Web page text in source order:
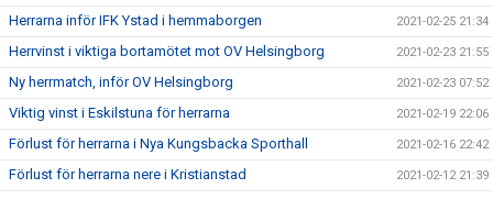
Herrarna inför IFK Ystad i hemmaborgen 2021-02-25 21:34
Herrvinst i viktiga bortamötet mot OV Helsingborg 2021-02-23 21:55
Ny herrmatch, inför OV Helsingborg 2021-02-23 07:52
Viktig vinst i Eskilstuna för herrarna 2021-02-19 22:06
Förlust för herrarna i Nya Kungsbacka Sporthall 2021-02-16 22:42
Förlust för herrarna nere i Kristianstad 2021-02-12 21:39